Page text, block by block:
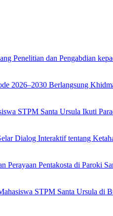
Penelitian dan Pengabdian
2026–2030 Berlangsung
STPM Santa Ursula Ikuti
Dialog Interaktif tentang
Perayaan Pentakosta di Paroki
STPM Santa Ursula di